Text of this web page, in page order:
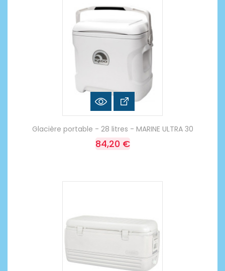
Glacière portable - 28 litres - MARINE ULTRA 30
84,20 €